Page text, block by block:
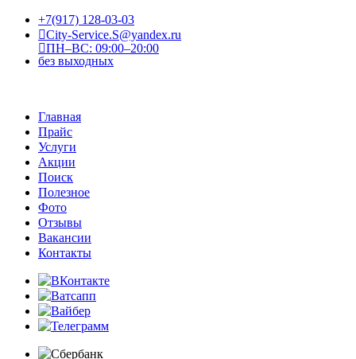
+7(917) 128-03-03
City-Service.S@yandex.ru
ПН–ВС: 09:00–20:00
без выходных
Главная
Прайс
Услуги
Акции
Поиск
Полезное
Фото
Отзывы
Вакансии
Контакты